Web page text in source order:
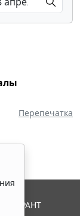
Перепечатка
ГАРАНТ